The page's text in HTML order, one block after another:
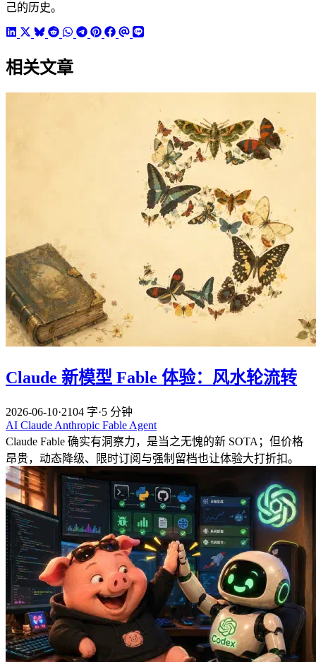
己的历史。
相关文章
Claude 新模型 Fable 体验：风水轮流转
2026-06-10·2104 字·5 分钟
AI Claude Anthropic Fable Agent
Claude Fable 确实有洞察力，是当之无愧的新 SOTA；但价格
昂贵，动态降级、限时订阅与强制留档也让体验大打折扣。